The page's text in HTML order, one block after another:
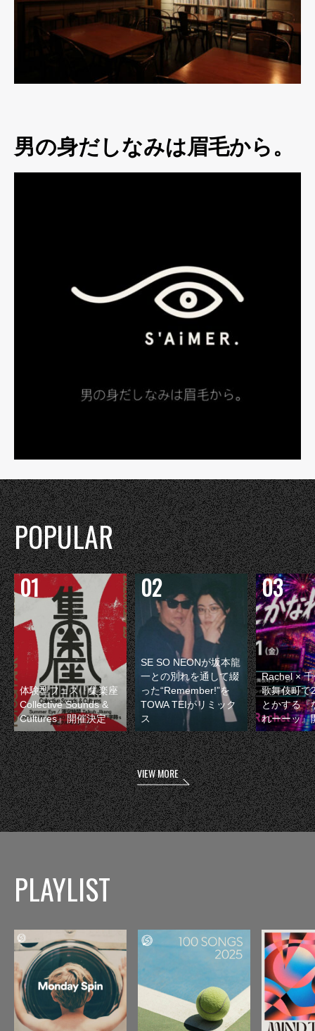
男の身だしなみは眉毛から。
POPULAR
体験型フェス『集楽座
Collective Sounds &
Cultures』開催決定
SE SO NEONが坂本龍
一との別れを通して綴
った“Remember!”を
TOWA TEIがリミック
ス
Rachel ×
歌舞伎町で
とかする『
れーーッ』
VIEW MORE
PLAYLIST